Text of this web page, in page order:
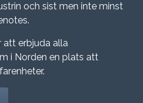
och sist men inte minst
att erbjuda alla
i Norden en plats att